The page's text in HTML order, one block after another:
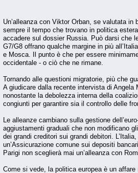
Un’alleanza con Viktor Orban, se valutata
sempre il tempo che trovano in politica
accadere sul dossier Russia. Può darsi che
G7/G8 offrano qualche margine in più
e Mosca. Il punto è che per essere
occidentale - o ciò che ne rimane.
Tornando alle questioni migratorie, più che
A giudicare dalla recente intervista di
nonostante la debolezza interna della
congiunti per garantire sia il controllo delle
Le alleanze cambiano sulla gestione
aggiustamenti graduali che non modificano
dei grandi creditori sui grandi debitori.
un’Assicurazione comune sui depositi
Parigi non sceglierà mai un’alleanza con
Come si vede, la politica europea è un